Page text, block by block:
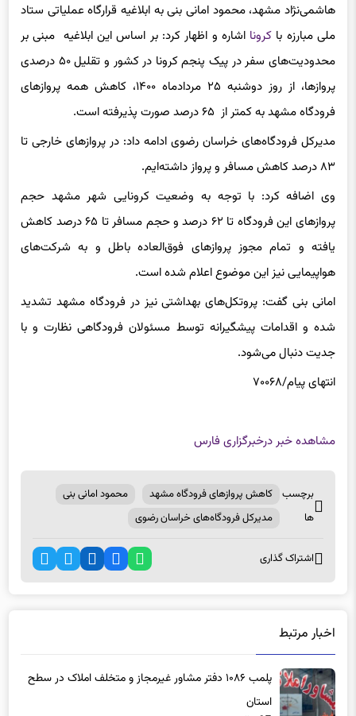
هاشمی‌نژاد مشهد، محمود امانی بنی به ابلاغیه قرارگاه عملیاتی ستاد
ملی مبارزه با کرونا اشاره و اظهار کرد: بر اساس این ابلاغیه مبنی بر
محدودیت‌های سفر در پیک پنجم کرونا در کشور و تقلیل ۵۰ درصدی
پروازها، از روز دوشنبه ۲۵ مردادماه ۱۴۰۰، کاهش همه پروازهای
فرودگاه مشهد به کمتر از ۶۵ درصد صورت پذیرفته است.
مدیرکل فرودگاه‌های خراسان رضوی ادامه داد: در پروازهای خارجی تا
۸۳ درصد کاهش مسافر و پرواز داشته‌ایم.
وی اضافه کرد: با توجه به وضعیت کرونایی شهر مشهد حجم
پروازهای این فرودگاه تا ۶۲ درصد و حجم مسافر تا ۶۵ درصد کاهش
یافته و تمام مجوز پروازهای فوق‌العاده باطل و به شرکت‌های
هواپیمایی نیز این موضوع اعلام شده‌ است.
امانی بنی گفت: پروتکل‌های بهداشتی نیز در فرودگاه مشهد تشدید
شده و اقدامات پیشگیرانه توسط مسئولان فرودگاهی نظارت و با
جدیت دنبال می‌شود.
انتهای پیام/۷۰۰۶۸
مشاهده خبر درخبرگزاری فارس
برچسب
ها
کاهش پروازهای فرودگاه مشهد
محمود امانی بنی
مدیرکل فرودگاه‌های خراسان رضوی
اشتراک گذاری
اخبار مرتبط
پلمب ۱۰۸۶ دفتر مشاور غیرمجاز و متخلف املاک در سطح
استان